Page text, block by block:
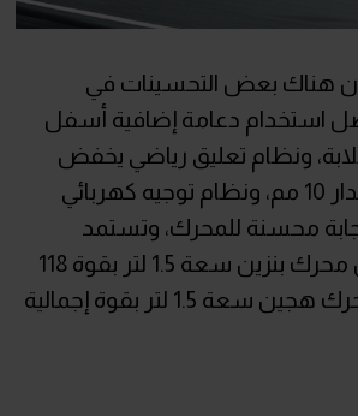
هناك بعض التحسينات في
استخدام دعامة إضافية أسفل
ونظام تعليق رياضي يخفض
ارتفاع الركوب بمقدار 10 مم، ونظام توجيه كهربائي
محسنة للمحرك، وتستمد
السيارة قوتها من محرك بنزين سعة 1.5 لتر بقوة 118
حصان، وتتوفر بمحرك هجين سعة 1.5 لتر بقوة إجمالية